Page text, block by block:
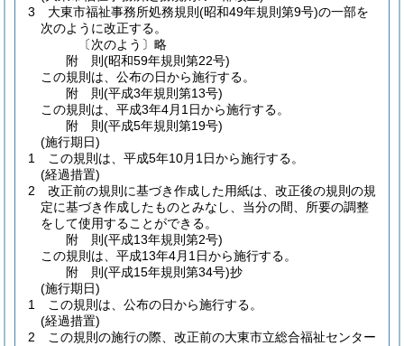
3
大東市福祉事務所処務規則 (昭和49年規則第9号)の一部を
次のように改正する。
〔次のよう〕略
附 則(昭和59年規則第22号)
この規則は、公布の日から施行する。
附 則(平成3年規則第13号)
この規則は、平成3年4月1日から施行する。
附 則(平成5年規則第19号)
(施行期日)
1
この規則は、平成5年10月1日から施行する。
(経過措置)
2
改正前の規則に基づき作成した用紙は、改正後の規則の規
定に基づき作成したものとみなし、当分の間、所要の調整
をして使用することができる。
附 則(平成13年規則第2号)
この規則は、平成13年4月1日から施行する。
附 則(平成15年規則第34号)抄
(施行期日)
1
この規則は、公布の日から施行する。
(経過措置)
2
この規則の施行の際、改正前の大東市立総合福祉センター